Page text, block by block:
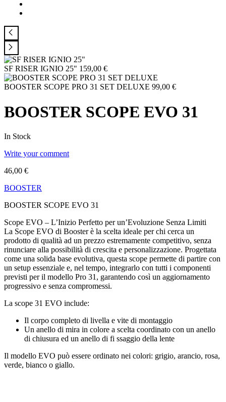
SF RISER IGNIO 25" 159,00 €
BOOSTER SCOPE PRO 31 SET DELUXE 99,00 €
BOOSTER SCOPE EVO 31
In Stock
Write your comment
46,00 €
BOOSTER
BOOSTER SCOPE EVO 31
Scope EVO – L’Inizio Perfetto per un’Evoluzione Senza Limiti
La Scope EVO di Booster è la scelta ideale per chi cerca un
prodotto di qualità ad un prezzo estremamente competitivo, senza
rinunciare alla possibilità di crescita e personalizzazione. Progettata
come una solida base evolutiva, questa scope permette di partire con
un setup essenziale e, nel tempo, integrarlo con tutti i componenti
previsti per il modello Pro 31, garantendo così un aggiornamento
progressivo e senza compromessi.
La scope 31 EVO include:
Il corpo completo di livella e vite di montaggio
Un anello di mira in colore a scelta coordinato con un anello
di chiusura ed un anello di fi ssaggio della lente
Il modello EVO può essere ordinato nei colori: grigio, arancio, rosa,
verde, bianco o giallo.